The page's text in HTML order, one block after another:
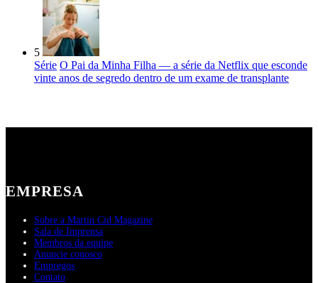
5
Série O Pai da Minha Filha — a série da Netflix que esconde
vinte anos de segredo dentro de um exame de transplante
EMPRESA
Sobre a Martin Cid Magazine
Sala de Imprensa
Membros da equipe
Anuncie conosco
Empregos
Contato